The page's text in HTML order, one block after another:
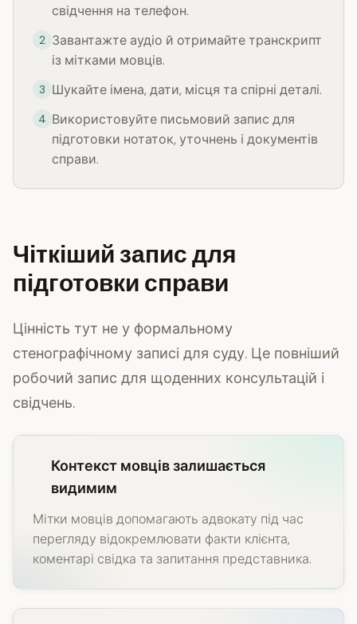
свідчення на телефон.
2 Завантажте аудіо й отримайте транскрипт
із мітками мовців.
3 Шукайте імена, дати, місця та спірні деталі.
4 Використовуйте письмовий запис для
підготовки нотаток, уточнень і документів
справи.
Чіткіший запис для
підготовки справи
Цінність тут не у формальному
стенографічному записі для суду. Це повніший
робочий запис для щоденних консультацій і
свідчень.
Контекст мовців залишається
видимим
Мітки мовців допомагають адвокату під час
перегляду відокремлювати факти клієнта,
коментарі свідка та запитання представника.